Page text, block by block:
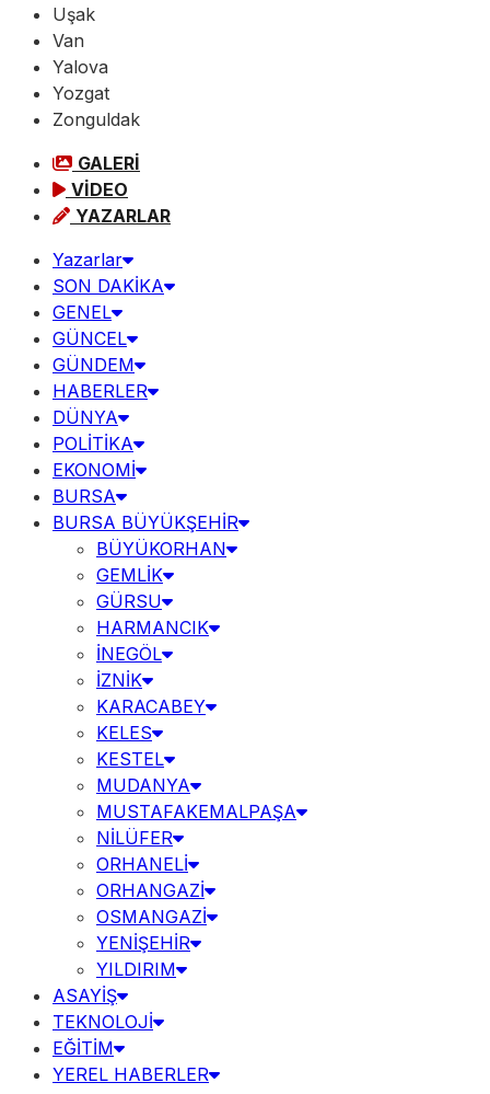
Uşak
Van
Yalova
Yozgat
Zonguldak
GALERİ
VİDEO
YAZARLAR
Yazarlar
SON DAKİKA
GENEL
GÜNCEL
GÜNDEM
HABERLER
DÜNYA
POLİTİKA
EKONOMİ
BURSA
BURSA BÜYÜKŞEHİR
BÜYÜKORHAN
GEMLİK
GÜRSU
HARMANCIK
İNEGÖL
İZNİK
KARACABEY
KELES
KESTEL
MUDANYA
MUSTAFAKEMALPAŞA
NİLÜFER
ORHANELİ
ORHANGAZİ
OSMANGAZİ
YENİŞEHİR
YILDIRIM
ASAYİŞ
TEKNOLOJİ
EĞİTİM
YEREL HABERLER